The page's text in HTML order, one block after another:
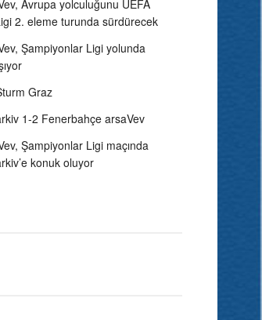
Avrupa yolculuğunu UEFA
2. eleme turunda sürdürecek
Şampiyonlar Ligi yolunda
Graz
1-2 Fenerbahçe arsaVev
Şampiyonlar Ligi maçında
konuk oluyor